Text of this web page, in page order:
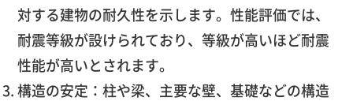
対する建物の耐久性を示します。性能評価では、
耐震等級が設けられており、等級が高いほど耐震
性能が高いとされます。
構造の安定：柱や梁、主要な壁、基礎などの構造